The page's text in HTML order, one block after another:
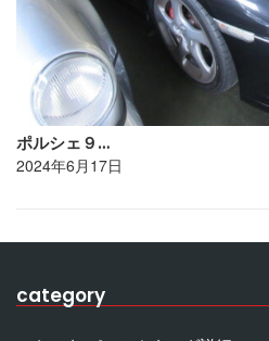
ポルシェ９…
2024年6月17日
category